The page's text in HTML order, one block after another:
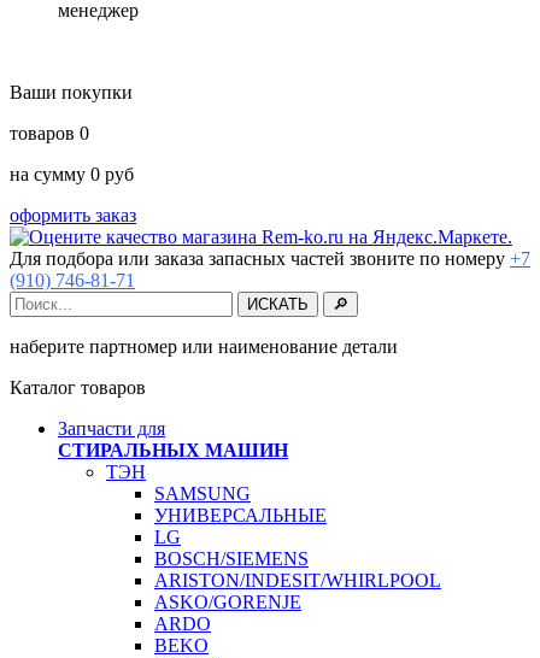
менеджер
Ваши покупки
товаров 0
на сумму 0 руб
оформить заказ
Для подбора или заказа запасных частей звоните по номеру +7
(910) 746-81-71
наберите партномер или наименование детали
Каталог товаров
Запчасти для
СТИРАЛЬНЫХ МАШИН
ТЭН
SAMSUNG
УНИВЕРСАЛЬНЫЕ
LG
BOSCH/SIEMENS
ARISTON/INDESIT/WHIRLPOOL
ASKO/GORENJE
ARDO
BEKO